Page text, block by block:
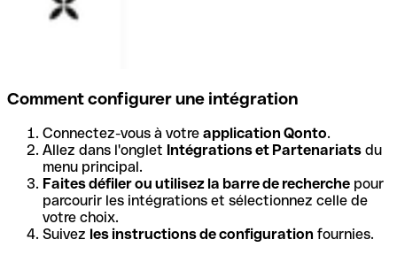
Comment configurer une intégration
Connectez-vous à votre application Qonto.
Allez dans l'onglet Intégrations et Partenariats du
menu principal.
Faites défiler ou utilisez la barre de recherche pour
parcourir les intégrations et sélectionnez celle de
votre choix.
Suivez les instructions de configuration fournies.